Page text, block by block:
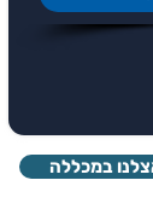
במכללה